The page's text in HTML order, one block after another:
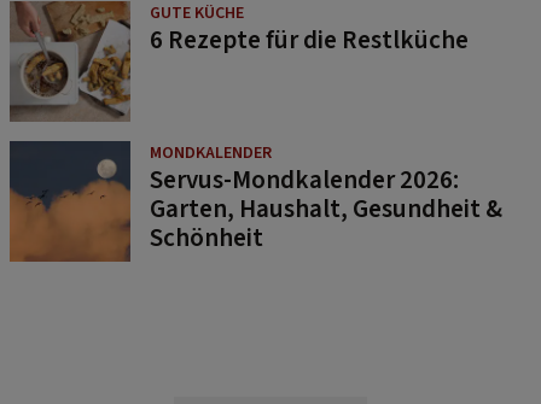
GUTE KÜCHE
6 Rezepte für die Restlküche
MONDKALENDER
Servus-Mondkalender 2026:
Garten, Haushalt, Gesundheit &
Schönheit